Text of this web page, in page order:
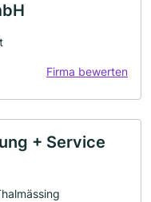
Firma bewerten
+ Service